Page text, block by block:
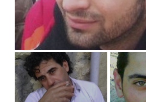
07/22/2011
estudiante